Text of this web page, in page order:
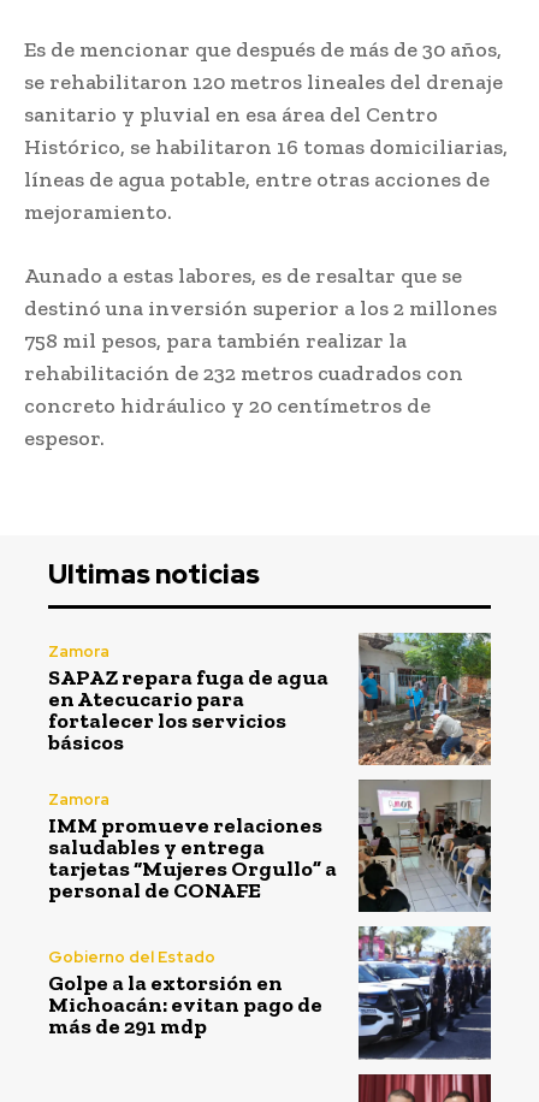
Es de mencionar que después de más de 30 años,
se rehabilitaron 120 metros lineales del drenaje
sanitario y pluvial en esa área del Centro
Histórico, se habilitaron 16 tomas domiciliarias,
líneas de agua potable, entre otras acciones de
mejoramiento.
Aunado a estas labores, es de resaltar que se
destinó una inversión superior a los 2 millones
758 mil pesos, para también realizar la
rehabilitación de 232 metros cuadrados con
concreto hidráulico y 20 centímetros de
espesor.
Ultimas noticias
Zamora
SAPAZ repara fuga de agua
en Atecucario para
fortalecer los servicios
básicos
Zamora
IMM promueve relaciones
saludables y entrega
tarjetas “Mujeres Orgullo” a
personal de CONAFE
Gobierno del Estado
Golpe a la extorsión en
Michoacán: evitan pago de
más de 291 mdp